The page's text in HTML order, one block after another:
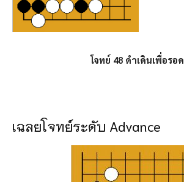
โจทย์ 48 ดำเดินเพื่อรอด
เฉลยโจทย์ระดับ Advance